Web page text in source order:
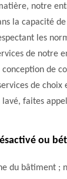
notre
la capacité
les
de notre
de
de choix
faites
ou
du bâtiment ;